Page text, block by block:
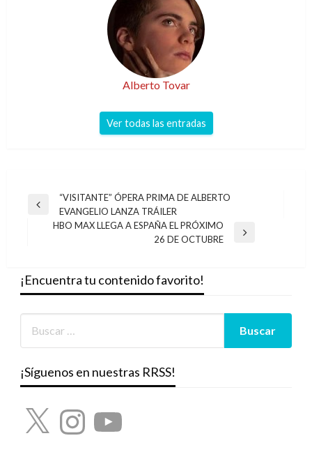
Alberto Tovar
Ver todas las entradas
Navegación
Entrada
anterior
“VISITANTE” ÓPERA PRIMA DE ALBERTO
EVANGELIO LANZA TRÁILER
HBO MAX LLEGA A ESPAÑA EL PRÓXIMO
26 DE OCTUBRE
¡Encuentra tu contenido favorito!
¡Síguenos en nuestras RRSS!
X InstagramYouTube